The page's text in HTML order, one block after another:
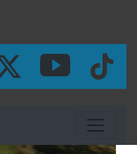
Toggle